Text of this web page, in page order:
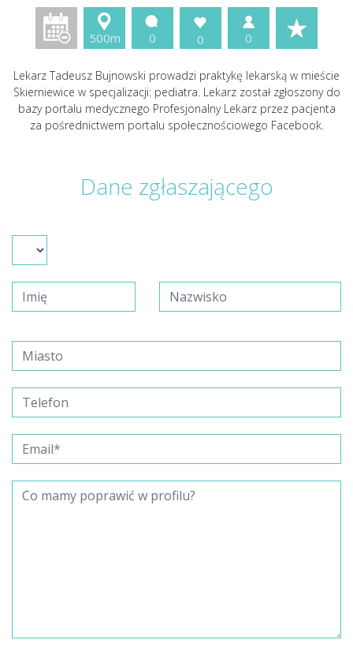
500m 0 0 0
Lekarz Tadeusz Bujnowski prowadzi praktykę lekarską w mieście
Skierniewice w specjalizacji: pediatra. Lekarz został zgłoszony do
bazy portalu medycznego Profesjonalny Lekarz przez pacjenta
za pośrednictwem portalu społecznościowego Facebook.
Dane zgłaszającego